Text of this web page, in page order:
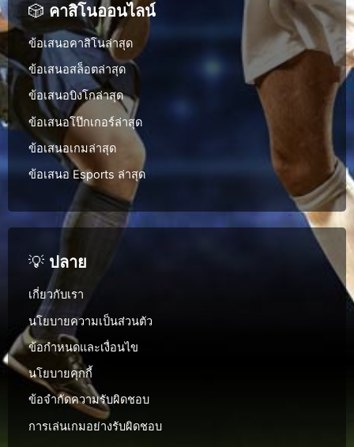
🎲คาสิโนออนไลน์
ข้อเสนอคาสิโนล่าสุด
ข้อเสนอสล็อตล่าสุด
ข้อเสนอบิงโกล่าสุด
ข้อเสนอโป๊กเกอร์ล่าสุด
ข้อเสนอเกมล่าสุด
ข้อเสนอ Esports ล่าสุด
💡 ปลาย
เกี่ยวกับเรา
นโยบายความเป็นส่วนตัว
ข้อกำหนดและเงื่อนไข
นโยบายคุกกี้
ข้อจำกัดความรับผิดชอบ
การเล่นเกมอย่างรับผิดชอบ